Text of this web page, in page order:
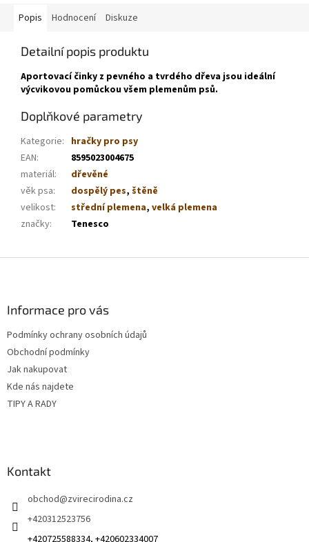
Popis Hodnocení Diskuze
Detailní popis produktu
Aportovací činky z pevného a tvrdého dřeva jsou ideální
výcvikovou pomůckou všem plemenům psů.
Doplňkové parametry
Kategorie: hračky pro psy
EAN:
8595023004675
materiál:
dřevěné
věk psa: dospělý pes, štěně
velikost: střední plemena, velká plemena
značky: Tenesco
Informace pro vás
Podmínky ochrany osobních údajů
Obchodní podmínky
Jak nakupovat
Kde nás najdete
TIPY A RADY
Kontakt
obchod@zvirecirodina.cz
+420312523756